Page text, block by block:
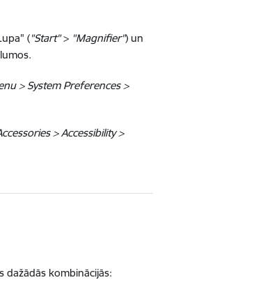
("Start"> "Magnifier") un
> System Preferences >
> Accessibility >
dažādās kombinācijās: